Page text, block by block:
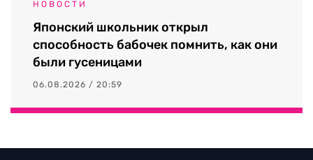
НОВОСТИ
Японский школьник открыл
способность бабочек помнить, как они
были гусеницами
06.08.2026 / 20:59